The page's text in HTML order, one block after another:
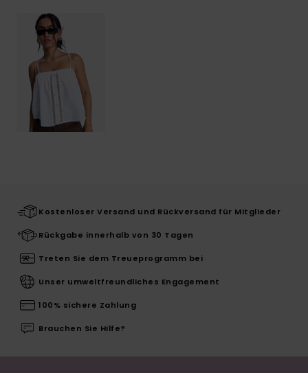
Kostenloser Versand und Rückversand für Mitglieder
Rückgabe innerhalb von 30 Tagen
Treten Sie dem Treueprogramm bei
Unser umweltfreundliches Engagement
100% sichere Zahlung
Brauchen Sie Hilfe?